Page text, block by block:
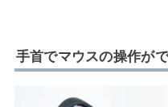
手首でマウスの操作が